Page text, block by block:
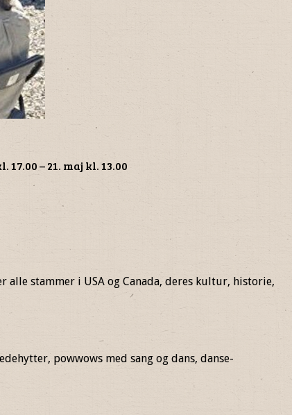
– 21. maj kl. 13.00
stammer i USA og Canada, deres kultur, historie,
powwows med sang og dans, danse-